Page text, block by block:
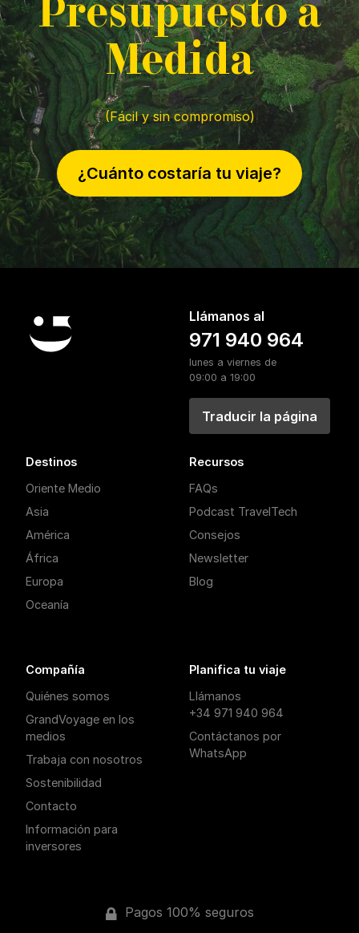
Presupuesto a
Medida
(Fácil y sin compromiso)
¿Cuánto costaría tu viaje?
Llámanos al
971 940 964
lunes a viernes de
09:00 a 19:00
Traducir la página
Destinos
Oriente Medio
Asia
América
África
Europa
Oceanía
Recursos
FAQs
Podcast TravelTech
Consejos
Newsletter
Blog
Compañía
Quiénes somos
GrandVoyage en los
medios
Trabaja con nosotros
Sostenibilidad
Contacto
Información para
inversores
Planifica tu viaje
Llámanos
+34 971 940 964
Contáctanos por
WhatsApp
Pagos 100% seguros